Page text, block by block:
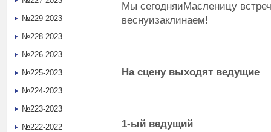
Мы сегодняиМасленицу
веснуизаклинаем!
На сцену выходят ведущие
1-ый ведущий
№229-2023
№228-2023
№226-2023
№225-2023
№224-2023
№223-2023
№222-2022